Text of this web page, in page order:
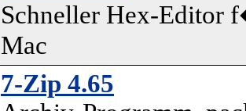
Schneller Hex-Editor
Mac
7-Zip 4.65